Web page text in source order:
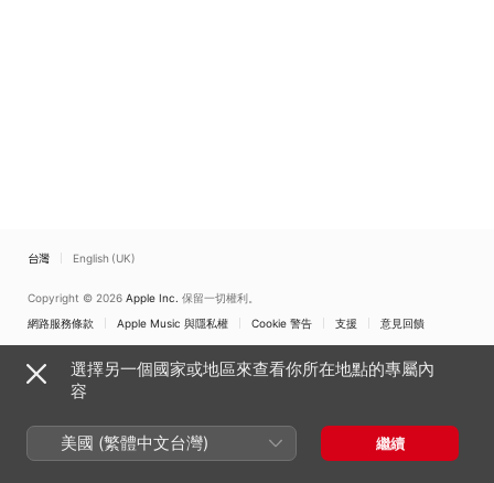
台灣 English (UK)
Copyright © 2026 Apple Inc. 保留一切權利。
網路服務條款
Apple Music 與隱私權 Cookie 警告 支援 意見回饋
選擇另一個國家或地區來查看你所在地點的專屬內
容
美國 (繁體中文台灣) 繼續